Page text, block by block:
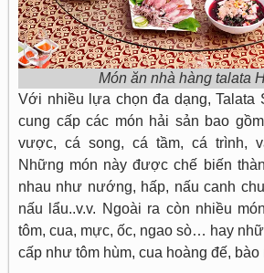
Món ăn nhà hàng talata
Với nhiều lựa chọn đa dạng, Talata
cung cấp các món hải sản bao
vược, cá song, cá tầm, cá trình,
Những món này được chế biến
nhau như nướng, hấp, nấu canh
nấu lẩu..v.v. Ngoài ra còn nhiều
tôm, cua, mực, ốc, ngao sò… hay
cấp như tôm hùm, cua hoàng đế, bào